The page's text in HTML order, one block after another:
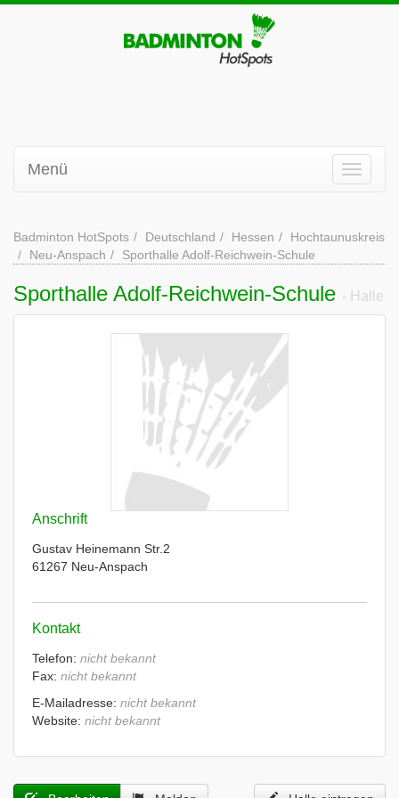
Menü
Badminton HotSpots Deutschland Hessen
Hochtaunuskreis
Neu-Anspach
Sporthalle Adolf-Reichwein-Schule
Sporthalle Adolf-Reichwein-Schule - Halle
Anschrift
Gustav Heinemann Str.2
61267 Neu-Anspach
Kontakt
Telefon: nicht bekannt
Fax: nicht bekannt
E-Mailadresse: nicht bekannt
Website: nicht bekannt